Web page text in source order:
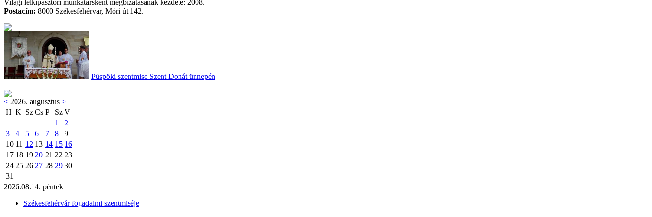
Világi lelkipásztori munkatársként megbizatásának kezdete: 2008.
Postacím: 8000 Székesfehérvár, Móri út 142.
Püspöki szentmise Szent Donát ünnepén
< 2026. augusztus >
H K Sz Cs P Sz V
1
2
3
4 5 6 7 8
9
10 11 12 13 14 15 16
17 18 19 20 21 22 23
24 25 26 27 28 29 30
31
2026.08.14. péntek
Székesfehérvár fogadalmi szentmiséje